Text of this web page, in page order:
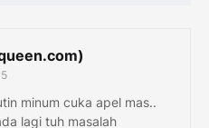
minum cuka apel mas..
lagi tuh masalah